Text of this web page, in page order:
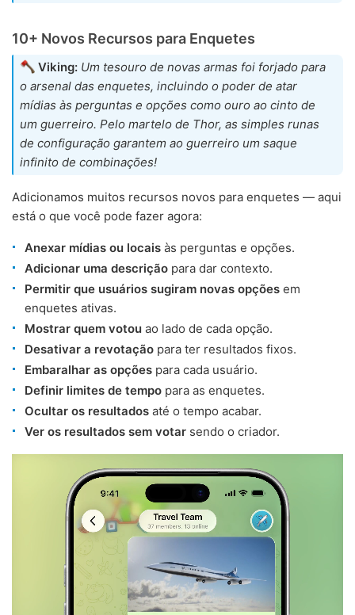
10+ Novos Recursos para Enquetes
Viking: Um tesouro de novas armas foi forjado para
o arsenal das enquetes, incluindo o poder de atar
mídias às perguntas e opções como ouro ao cinto de
um guerreiro. Pelo martelo de Thor, as simples runas
de configuração garantem ao guerreiro um saque
infinito de combinações!
Adicionamos muitos recursos novos para enquetes — aqui
está o que você pode fazer agora:
Anexar mídias ou locais às perguntas e opções.
Adicionar uma descrição para dar contexto.
Permitir que usuários sugiram novas opções em
enquetes ativas.
Mostrar quem votou ao lado de cada opção.
Desativar a revotação para ter resultados fixos.
Embaralhar as opções para cada usuário.
Definir limites de tempo para as enquetes.
Ocultar os resultados até o tempo acabar.
Ver os resultados sem votar sendo o criador.